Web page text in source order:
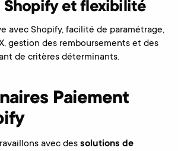
et flexibilité
avec Shopify, facilité de paramétrage,
gestion des remboursements et des
de critères déterminants.
Paiement
avec des solutions de